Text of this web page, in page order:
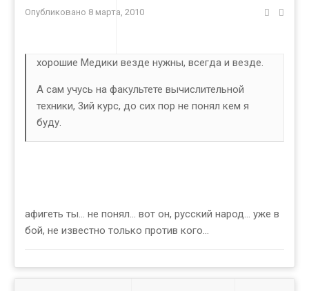
Опубликовано 8 марта, 2010
хорошие Медики везде нужны, всегда и везде.
А сам учусь на факультете вычислительной
техники, 3ий курс, до сих пор не понял кем я
буду.
афигеть ты... не понял... вот он, русский народ... уже в
бой, не известно только против кого...